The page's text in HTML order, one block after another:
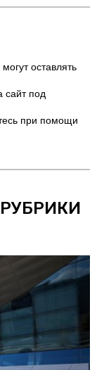
оставлять
сайт под
при помощи